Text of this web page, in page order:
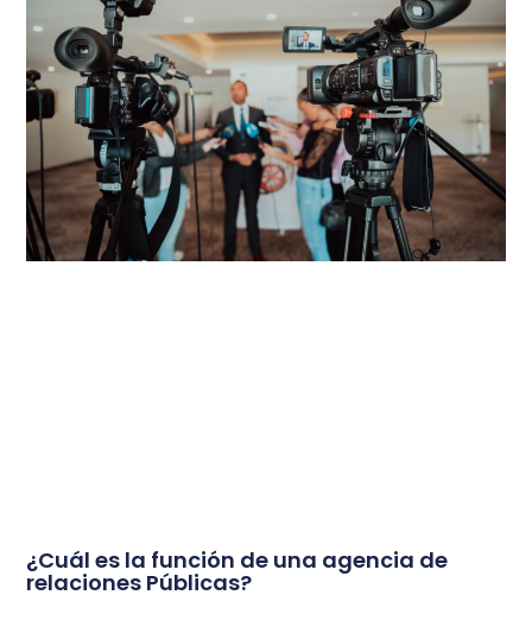
¿Cuál es la función de una agencia de
relaciones Públicas?